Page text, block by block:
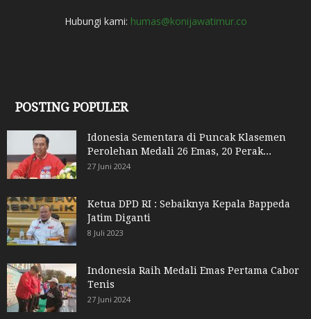
Hubungi kami: humas@konijawatimur.co
POSTING POPULER
Idonesia Sementara di Puncak Klasemen
Perolehan Medali 26 Emas, 20 Perak...
27 Juni 2024
Ketua DPD RI : Sebaiknya Kepala Bappeda
Jatim Diganti
8 Juli 2023
Indonesia Raih Medali Emas Pertama Cabor
Tenis
27 Juni 2024